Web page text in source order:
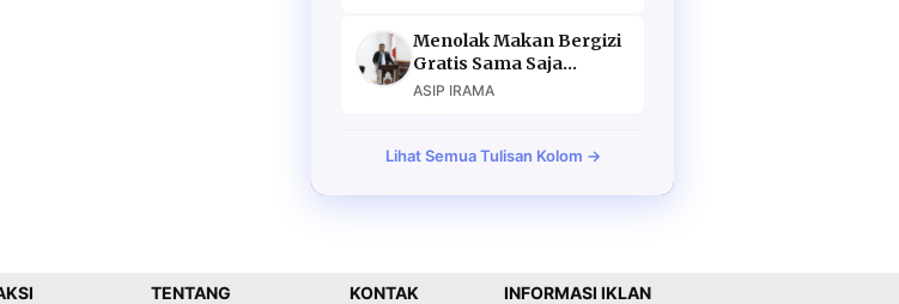
Menolak Makan Bergizi
Gratis Sama Saja
Menolak Masa Depan
ASIP IRAMA
Lihat Semua Tulisan Kolom →
TENTANG KONTAK INFORMASI IKLAN